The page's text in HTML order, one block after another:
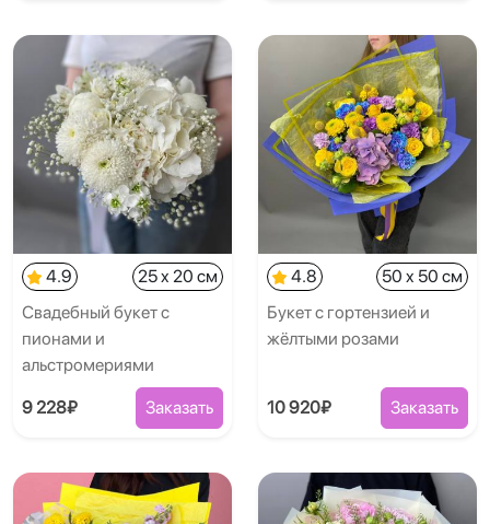
4.9
25 x 20 см
Свадебный букет с
пионами и
альстромериями
9 228₽ Заказать
4.8
50 x 50 см
Букет с гортензией и
жёлтыми розами
10 920₽ Заказать